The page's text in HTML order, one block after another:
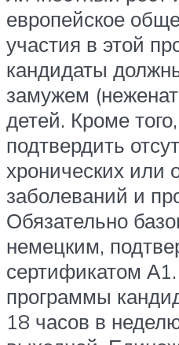
европейское
участия в этой
кандидаты
замужем
детей. Кроме
подтвердить
хронических или
заболеваний и
Обязательно
немецким,
сертификатом
программы
18 часов в